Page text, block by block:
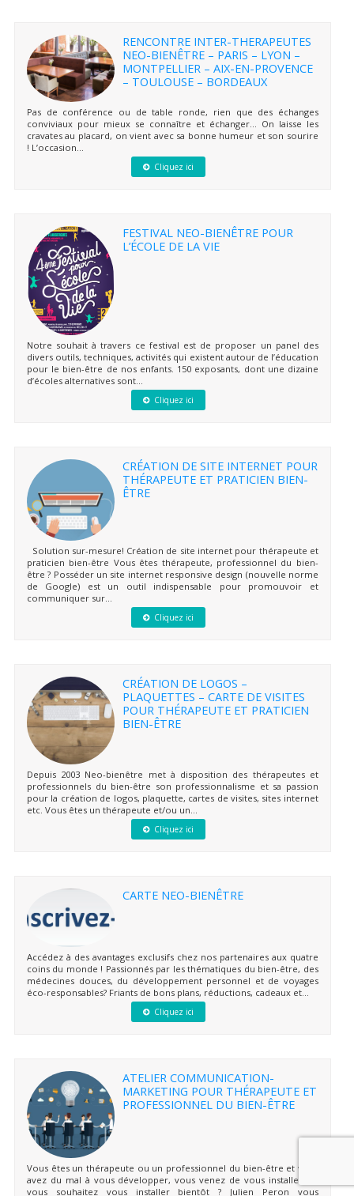
RENCONTRE INTER-THERAPEUTES
NEO-BIENÊTRE – PARIS – LYON –
MONTPELLIER – AIX-EN-PROVENCE
– TOULOUSE – BORDEAUX
Pas de conférence ou de table ronde, rien que des échanges
conviviaux pour mieux se connaître et échanger… On laisse les
cravates au placard, on vient avec sa bonne humeur et son sourire
! L’occasion...
Cliquez ici
FESTIVAL NEO-BIENÊTRE POUR
L’ÉCOLE DE LA VIE
Notre souhait à travers ce festival est de proposer un panel des
divers outils, techniques, activités qui existent autour de l’éducation
pour le bien-être de nos enfants. 150 exposants, dont une dizaine
d’écoles alternatives sont...
Cliquez ici
CRÉATION DE SITE INTERNET POUR
THÉRAPEUTE ET PRATICIEN BIEN-
ÊTRE
Solution sur-mesure! Création de site internet pour thérapeute et
praticien bien-être Vous êtes thérapeute, professionnel du bien-
être ? Posséder un site internet responsive design (nouvelle norme
de Google) est un outil indispensable pour promouvoir et
communiquer sur...
Cliquez ici
CRÉATION DE LOGOS –
PLAQUETTES – CARTE DE VISITES
POUR THÉRAPEUTE ET PRATICIEN
BIEN-ÊTRE
Depuis 2003 Neo-bienêtre met à disposition des thérapeutes et
professionnels du bien-être son professionnalisme et sa passion
pour la création de logos, plaquette, cartes de visites, sites internet
etc. Vous êtes un thérapeute et/ou un...
Cliquez ici
CARTE NEO-BIENÊTRE
Accédez à des avantages exclusifs chez nos partenaires aux quatre
coins du monde ! Passionnés par les thématiques du bien-être, des
médecines douces, du développement personnel et de voyages
éco-responsables? Friants de bons plans, réductions, cadeaux et...
Cliquez ici
ATELIER COMMUNICATION-
MARKETING POUR THÉRAPEUTE ET
PROFESSIONNEL DU BIEN-ÊTRE
Vous êtes un thérapeute ou un professionnel du bien-être et vous
avez du mal à vous développer, vous venez de vous installer ou
vous souhaitez vous installer bientôt ? Julien Peron vous